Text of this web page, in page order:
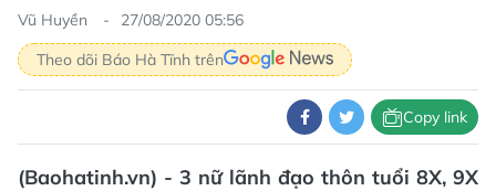
Vũ Huyền
27/08/2020 05:56
Theo dõi Báo Hà Tĩnh trên
Copy link
(Baohatinh.vn) - 3 nữ lãnh đạo thôn tuổi 8X, 9X